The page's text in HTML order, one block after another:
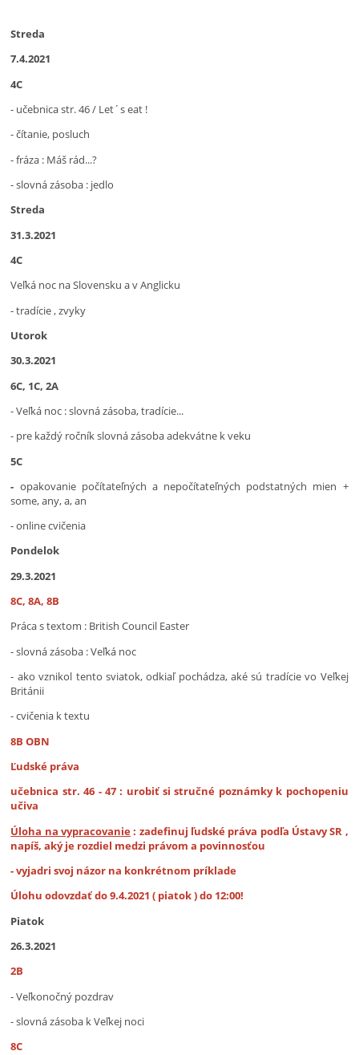
Streda
7.4.2021
4C
- učebnica str. 46 / Let´s eat !
- čítanie, posluch
- fráza : Máš rád...?
- slovná zásoba : jedlo
Streda
31.3.2021
4C
Veľká noc na Slovensku a v Anglicku
- tradície , zvyky
Utorok
30.3.2021
6C, 1C, 2A
- Veľká noc : slovná zásoba, tradície...
- pre každý ročník slovná zásoba adekvátne k veku
5C
- opakovanie počítateľných a nepočítateľných podstatných mien +
some, any, a, an
- online cvičenia
Pondelok
29.3.2021
8C, 8A, 8B
Práca s textom : British Council Easter
- slovná zásoba : Veľká noc
- ako vznikol tento sviatok, odkiaľ pochádza, aké sú tradície vo Veľkej
Británii
- cvičenia k textu
8B OBN
Ľudské práva
učebnica str. 46 - 47 : urobiť si stručné poznámky k pochopeniu
učiva
Úloha na vypracovanie: zadefinuj ľudské práva podľa Ústavy SR ,
napíš, aký je rozdiel medzi právom a povinnosťou
- vyjadri svoj názor na konkrétnom príklade
Úlohu odovzdať do 9.4.2021 ( piatok ) do 12:00!
Piatok
26.3.2021
2B
- Veľkonočný pozdrav
- slovná zásoba k Veľkej noci
8C